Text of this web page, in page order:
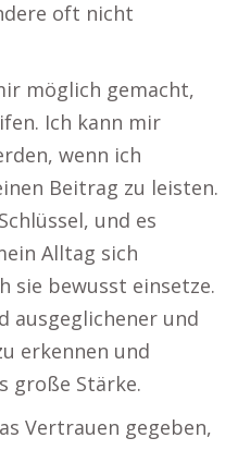
oft nicht
möglich gemacht,
Ich kann mir
wenn ich
Beitrag zu leisten.
und es
Alltag sich
sie bewusst einsetze.
ausgeglichener und
erkennen und
große Stärke.
Vertrauen gegeben,